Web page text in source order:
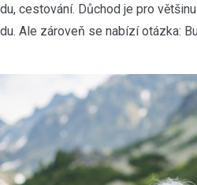
cestování. Důchod je pro
Ale zároveň se nabízí otázka: